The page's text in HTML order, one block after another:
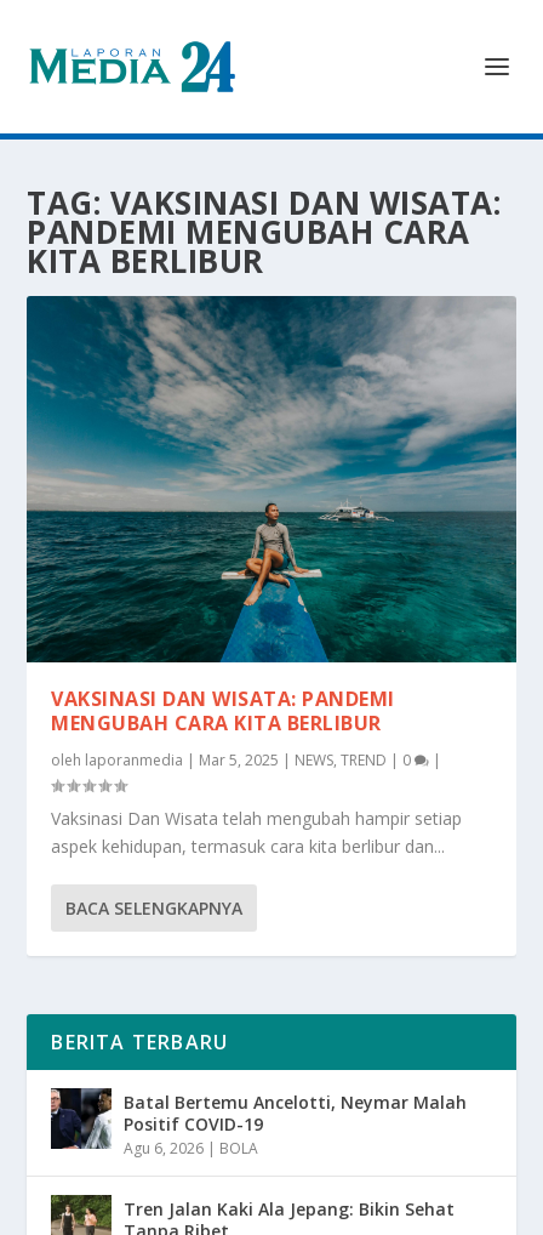
TAG: VAKSINASI DAN WISATA:
PANDEMI MENGUBAH CARA
KITA BERLIBUR
VAKSINASI DAN WISATA: PANDEMI
MENGUBAH CARA KITA BERLIBUR
oleh laporanmedia | Mar 5, 2025 | NEWS,TREND | 0 |
Vaksinasi Dan Wisata telah mengubah hampir setiap
aspek kehidupan, termasuk cara kita berlibur dan...
BACA SELENGKAPNYA
BERITA TERBARU
Batal Bertemu Ancelotti, Neymar Malah
Positif COVID-19
Agu 6, 2026 | BOLA
Tren Jalan Kaki Ala Jepang: Bikin Sehat